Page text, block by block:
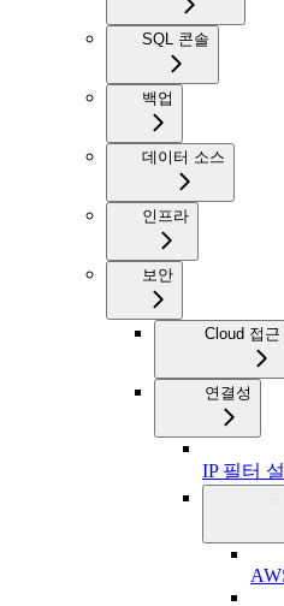
SQL 콘솔
백업
데이터 소스
인프라
보안
Cloud 접근
연결성
IP 필터